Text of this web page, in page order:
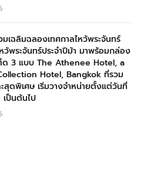
เฉลิมฉลองเทศกาลไหว้พระจันทร์
ว้พระจันทร์ประจำปีม้า มาพร้อมกล่อง
ด 3 แบบ The Athenee Hotel, a
Hotel, Bangkok ที่รวม
สุดพิเศษ เริ่มวางจำหน่ายตั้งแต่วันที่
ป็นต้นไป